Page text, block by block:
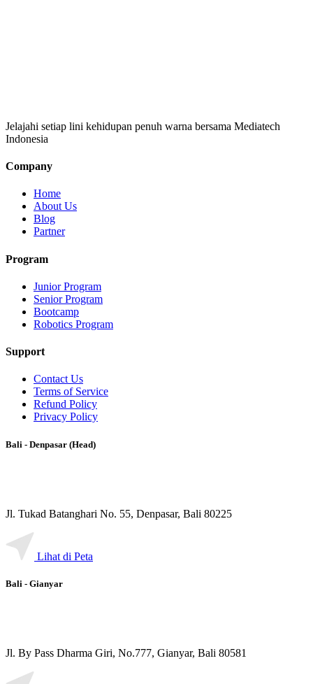
Jelajahi setiap lini kehidupan penuh warna bersama Mediatech
Indonesia
Company
Home
About Us
Blog
Partner
Program
Junior Program
Senior Program
Bootcamp
Robotics Program
Support
Contact Us
Terms of Service
Refund Policy
Privacy Policy
Bali - Denpasar (Head)
Jl. Tukad Batanghari No. 55, Denpasar, Bali 80225
Lihat di Peta
Bali - Gianyar
Jl. By Pass Dharma Giri, No.777, Gianyar, Bali 80581